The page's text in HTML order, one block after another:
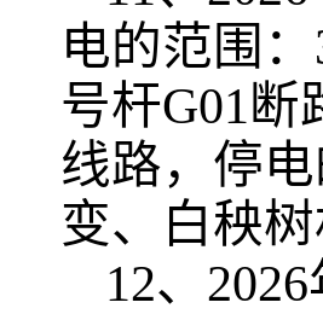
电的范围
号杆G01断
线路，停
变、白秧
12、